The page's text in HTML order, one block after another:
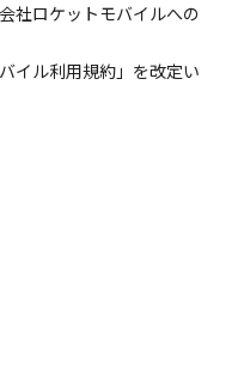
社ロケットモバイルへの
イル利用規約」を改定い